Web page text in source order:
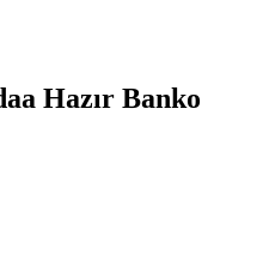
Hazır Banko